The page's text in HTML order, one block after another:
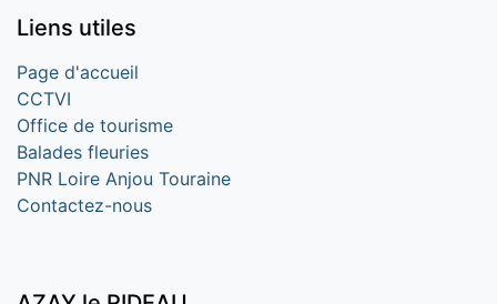
Liens utiles
Page d'accueil
CCTVI
Office de tourisme
Balades fleuries
PNR Loire Anjou Touraine
Contactez-nous